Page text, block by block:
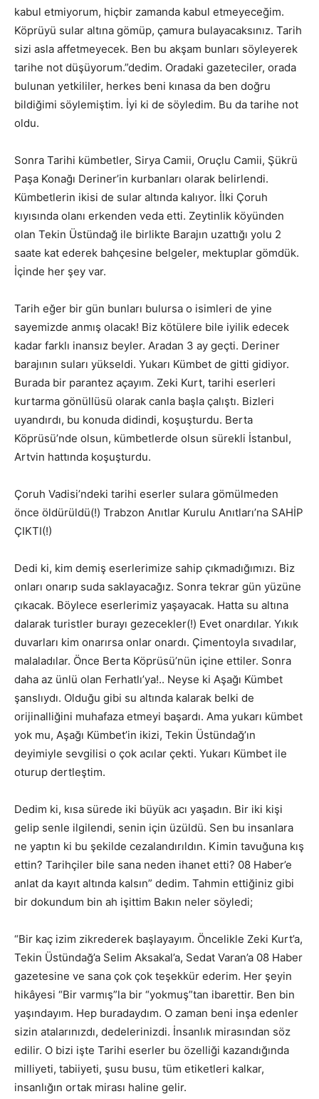
kabul etmiyorum, hiçbir zamanda kabul etmeyeceğim.
Köprüyü sular altına gömüp, çamura bulayacaksınız. Tarih
sizi asla affetmeyecek. Ben bu akşam bunları söyleyerek
tarihe not düşüyorum.”dedim. Oradaki gazeteciler, orada
bulunan yetkililer, herkes beni kınasa da ben doğru
bildiğimi söylemiştim. İyi ki de söyledim. Bu da tarihe not
oldu.
Sonra Tarihi kümbetler, Sirya Camii, Oruçlu Camii, Şükrü
Paşa Konağı Deriner’in kurbanları olarak belirlendi.
Kümbetlerin ikisi de sular altında kalıyor. İlki Çoruh
kıyısında olanı erkenden veda etti. Zeytinlik köyünden
olan Tekin Üstündağ ile birlikte Barajın uzattığı yolu 2
saate kat ederek bahçesine belgeler, mektuplar gömdük.
İçinde her şey var.
Tarih eğer bir gün bunları bulursa o isimleri de yine
sayemizde anmış olacak! Biz kötülere bile iyilik edecek
kadar farklı inansız beyler. Aradan 3 ay geçti. Deriner
barajının suları yükseldi. Yukarı Kümbet de gitti gidiyor.
Burada bir parantez açayım. Zeki Kurt, tarihi eserleri
kurtarma gönüllüsü olarak canla başla çalıştı. Bizleri
uyandırdı, bu konuda didindi, koşuşturdu. Berta
Köprüsü’nde olsun, kümbetlerde olsun sürekli İstanbul,
Artvin hattında koşuşturdu.
Çoruh Vadisi’ndeki tarihi eserler sulara gömülmeden
önce öldürüldü(!) Trabzon Anıtlar Kurulu Anıtları’na SAHİP
ÇIKTI(!)
Dedi ki, kim demiş eserlerimize sahip çıkmadığımızı. Biz
onları onarıp suda saklayacağız. Sonra tekrar gün yüzüne
çıkacak. Böylece eserlerimiz yaşayacak. Hatta su altına
dalarak turistler burayı gezecekler(!) Evet onardılar. Yıkık
duvarları kim onarırsa onlar onardı. Çimentoyla sıvadılar,
malaladılar. Önce Berta Köprüsü’nün içine ettiler. Sonra
daha az ünlü olan Ferhatlı’ya!.. Neyse ki Aşağı Kümbet
şanslıydı. Olduğu gibi su altında kalarak belki de
orijinalliğini muhafaza etmeyi başardı. Ama yukarı kümbet
yok mu, Aşağı Kümbet’in ikizi, Tekin Üstündağ’ın
deyimiyle sevgilisi o çok acılar çekti. Yukarı Kümbet ile
oturup dertleştim.
Dedim ki, kısa sürede iki büyük acı yaşadın. Bir iki kişi
gelip senle ilgilendi, senin için üzüldü. Sen bu insanlara
ne yaptın ki bu şekilde cezalandırıldın. Kimin tavuğuna kış
ettin? Tarihçiler bile sana neden ihanet etti? 08 Haber’e
anlat da kayıt altında kalsın” dedim. Tahmin ettiğiniz gibi
bir dokundum bin ah işittim Bakın neler söyledi;
“Bir kaç izim zikrederek başlayayım. Öncelikle Zeki Kurt’a,
Tekin Üstündağ’a Selim Aksakal’a, Sedat Varan’a 08 Haber
gazetesine ve sana çok çok teşekkür ederim. Her şeyin
hikâyesi “Bir varmış”la bir “yokmuş”tan ibarettir. Ben bin
yaşındayım. Hep buradaydım. O zaman beni inşa edenler
sizin atalarınızdı, dedelerinizdi. İnsanlık mirasından söz
edilir. O bizi işte Tarihi eserler bu özelliği kazandığında
milliyeti, tabiiyeti, şusu busu, tüm etiketleri kalkar,
insanlığın ortak mirası haline gelir.